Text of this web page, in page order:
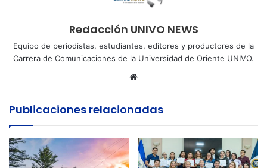
Redacción UNIVO NEWS
Equipo de periodistas, estudiantes, editores y productores de la
Carrera de Comunicaciones de la Universidad de Oriente UNIVO.
Sitio
Publicaciones relacionadas